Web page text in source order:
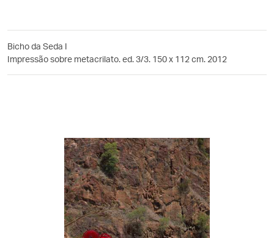
Bicho da Seda I
Impressão sobre metacrilato. ed. 3/3. 150 x 112 cm. 2012